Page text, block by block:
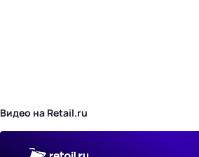
Видео на Retail.ru